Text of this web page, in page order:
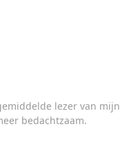
lezer van mijn
bedachtzaam.